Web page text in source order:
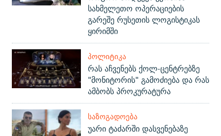
სახმელეთო ოპერაციების
გარეშე რუსეთის ლოგისტიკას
ყირიმში
ᲞᲝᲚᲘᲢᲘᲙᲐ
რას აჩვენებს ქოლ-ცენტრებზე
"მონიტორის" გამოძიება და რას
ამბობს პროკურატურა
ᲡᲐᲖᲝᲒᲐᲓᲝᲔᲑᲐ
უარი ტაძარში დასვენებაზე